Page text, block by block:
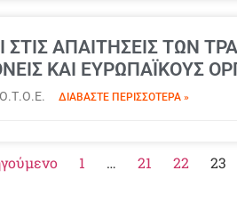
ΑΠΑΙΤΗΣΕΙΣ ΤΩΝ
ΚΑΙ ΕΥΡΩΠΑΪΚΟΥΣ
Ο.Τ.Ο.Ε. ΔΙΑΒΆΣΤΕ ΠΕΡΙΣΣΌΤΕΡΑ »
1 … 21 22 23